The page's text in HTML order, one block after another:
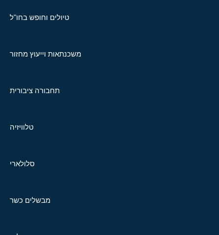
טיולים וחופש בחו"ל
משכנתאות וייעוץ מחזור
תחבורה ציבורית
טלוויזיה
סלולארי
מבשלים כשר